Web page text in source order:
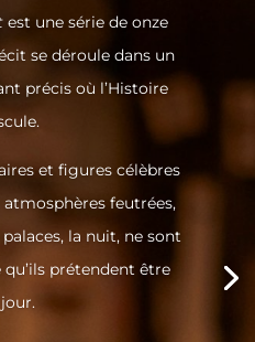
est une série de onze
se déroule dans un
pré­cis où l’Histoire
et figures célèbres
atmo­sphères feu­trées,
la nuit, ne sont
pré­tendent être